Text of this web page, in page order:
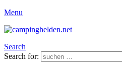
Menu
Search
Search for: